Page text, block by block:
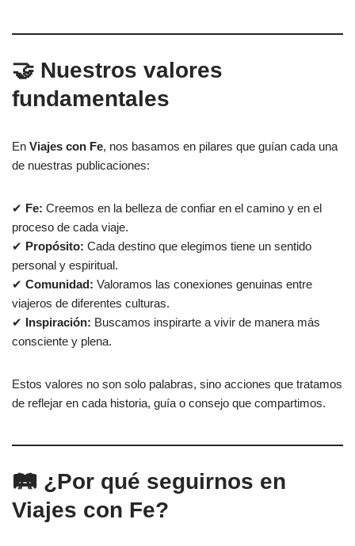
🤝 Nuestros valores
fundamentales
En Viajes con Fe, nos basamos en pilares que guían cada una
de nuestras publicaciones:
✔ Fe: Creemos en la belleza de confiar en el camino y en el
proceso de cada viaje.
✔ Propósito: Cada destino que elegimos tiene un sentido
personal y espiritual.
✔ Comunidad: Valoramos las conexiones genuinas entre
viajeros de diferentes culturas.
✔ Inspiración: Buscamos inspirarte a vivir de manera más
consciente y plena.
Estos valores no son solo palabras, sino acciones que tratamos
de reflejar en cada historia, guía o consejo que compartimos.
🛤️ ¿Por qué seguirnos en
Viajes con Fe?